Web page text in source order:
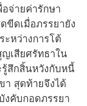
จ่ายค่ารักษา
ขีดเมื่อภรรยายัง
หว่างการโต้
เสียศรัทธาใน
รู้สึกสิ้นหวังกับหนี้
สุดท้ายจึงได้
งคับกอดภรรยา